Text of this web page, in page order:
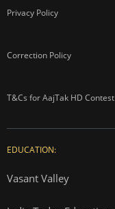
Privacy Policy
Correction Policy
T&Cs for AajTak HD Contest
EDUCATION:
Vasant Valley